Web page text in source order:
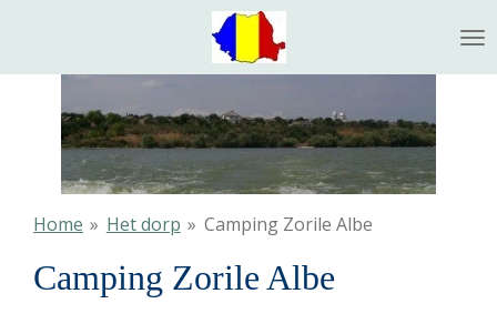
naar
hoofdinhoud
Home » Het dorp » Camping Zorile Albe
Camping Zorile Albe